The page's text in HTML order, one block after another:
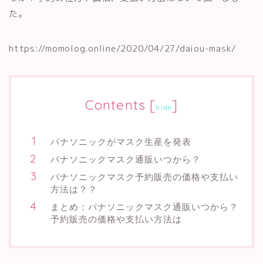
た。
https://momolog.online/2020/04/27/daiou-mask/
Contents [ hide]
パナソニックがマスク生産を発表
パナソニックマスク通販いつから？
パナソニックマスク予約販売の価格や支払い
方法は？？
まとめ：パナソニックマスク通販いつから？
予約販売の価格や支払い方法は